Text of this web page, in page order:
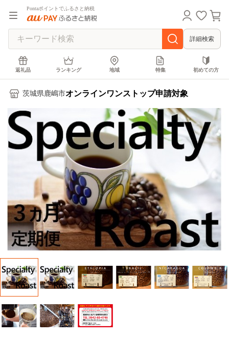
Pontaポイントでふるさと納税
詳細検索
返礼品 ランキング 地域 特集 初めての方
茨城県鹿嶋市オンラインワンストップ申請対象